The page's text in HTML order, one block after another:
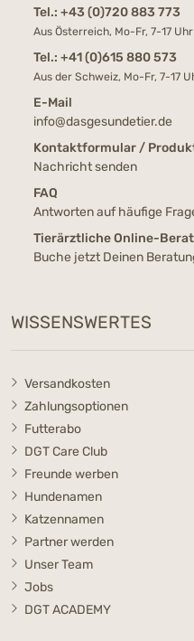
Tel.: +43 (0)720 883 773
Aus Österreich, Mo-Fr, 7-17 Uhr
Tel.: +41 (0)615 880 573
Aus der Schweiz, Mo-Fr, 7-17
E-Mail
info@dasgesundetier.de
Kontaktformular /
Nachricht senden
FAQ
Antworten auf häufige
Tierärztliche Online-
Buche jetzt Deinen
WISSENSWERTES
Versandkosten
Zahlungsoptionen
Futterabo
DGT Care Club
Freunde werben
Hundenamen
Katzennamen
Partner werden
Unser Team
Jobs
DGT ACADEMY